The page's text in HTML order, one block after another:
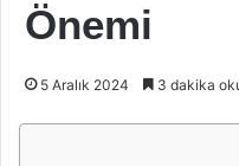
Önemi
5 Aralık 2024 3 dakika